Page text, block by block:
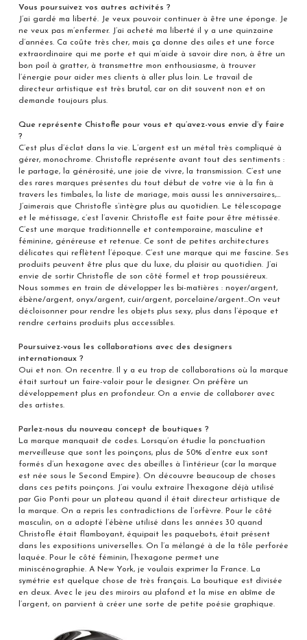
Vous poursuivez vos autres activités ?
J’ai gardé ma liberté. Je veux pouvoir continuer à être une éponge. Je
ne veux pas m’enfermer. J’ai acheté ma liberté il y a une quinzaine
d’années. Ca coûte très cher, mais ça donne des ailes et une force
extraordinaire qui me porte et qui m’aide à savoir dire non, à être un
bon poil à gratter, à transmettre mon enthousiasme, à trouver
l’énergie pour aider mes clients à aller plus loin. Le travail de
directeur artistique est très brutal, car on dit souvent non et on
demande toujours plus.
Que représente Chistofle pour vous et qu’avez-vous envie d’y faire
?
C’est plus d’éclat dans la vie. L’argent est un métal très compliqué à
gérer, monochrome. Christofle représente avant tout des sentiments :
le partage, la générosité, une joie de vivre, la transmission. C’est une
des rares marques présentes du tout début de votre vie à la fin à
travers les timbales, la liste de mariage, mais aussi les anniversaires,…
J’aimerais que Christofle s’intègre plus au quotidien. Le télescopage
et le métissage, c’est l’avenir. Christofle est faite pour être métissée.
C’est une marque traditionnelle et contemporaine, masculine et
féminine, généreuse et retenue. Ce sont de petites architectures
délicates qui reflètent l’époque. C’est une marque qui me fascine. Ses
produits peuvent être plus que du luxe, du plaisir au quotidien. J’ai
envie de sortir Christofle de son côté formel et trop poussiéreux.
Nous sommes en train de développer les bi-matières : noyer/argent,
ébène/argent, onyx/argent, cuir/argent, porcelaine/argent…On veut
décloisonner pour rendre les objets plus sexy, plus dans l’époque et
rendre certains produits plus accessibles.
Poursuivez-vous les collaborations avec des designers
internationaux ?
Oui et non. On recentre. Il y a eu trop de collaborations où la marque
était surtout un faire-valoir pour le designer. On préfère un
développement plus en profondeur. On a envie de collaborer avec
des artistes.
Parlez-nous du nouveau concept de boutiques ?
La marque manquait de codes. Lorsqu’on étudie la ponctuation
merveilleuse que sont les poinçons, plus de 50% d’entre eux sont
formés d’un hexagone avec des abeilles à l’intérieur (car la marque
est née sous le Second Empire). On découvre beaucoup de choses
dans ces petits poinçons. J’ai voulu extraire l’hexagone déjà utilisé
par Gio Ponti pour un plateau quand il était directeur artistique de
la marque. On a repris les contradictions de l’orfèvre. Pour le côté
masculin, on a adopté l’ébène utilisé dans les années 30 quand
Christofle était flamboyant, équipait les paquebots, était présent
dans les expositions universelles. On l’a mélangé à de la tôle perforée
laquée. Pour le côté féminin, l’hexagone permet une
miniscénographie. A New York, je voulais exprimer la France. La
symétrie est quelque chose de très français. La boutique est divisée
en deux. Avec le jeu des miroirs au plafond et la mise en abîme de
l’argent, on parvient à créer une sorte de petite poésie graphique.